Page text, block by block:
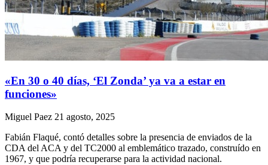
«En 30 o 40 días, ‘El Zonda’ ya va a estar en
funciones»
Miguel Paez 21 agosto, 2025
Fabián Flaqué, contó detalles sobre la presencia de enviados de la
CDA del ACA y del TC2000 al emblemático trazado, construído en
1967, y que podría recuperarse para la actividad nacional.